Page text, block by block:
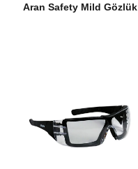
Aran Safety Mild Gözlük